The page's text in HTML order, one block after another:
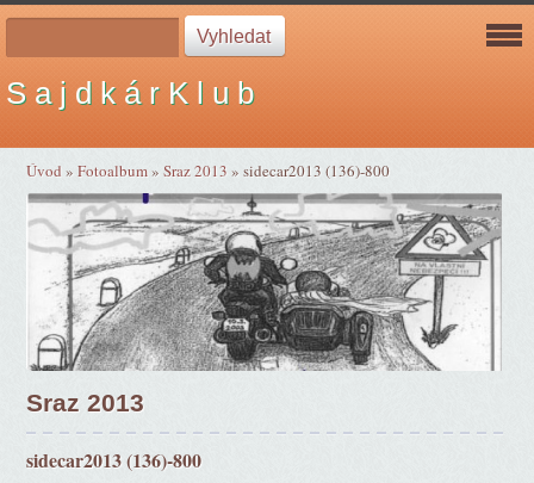
S a j d k á r K l u b
Úvod »Fotoalbum»Sraz 2013 »sidecar2013 (136)-800
Sraz 2013
sidecar2013 (136)-800